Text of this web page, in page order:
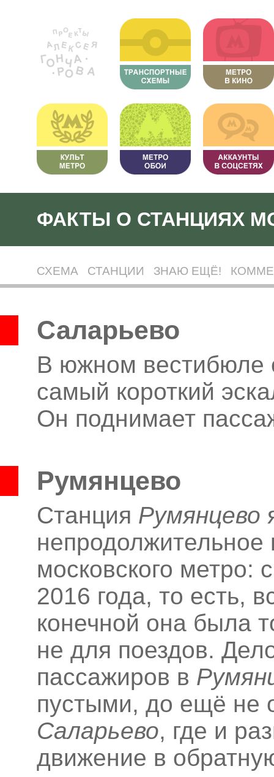
ФАКТЫ О СТАНЦИЯХ
СХЕМА СТАНЦИИ ЗНАЮ ЕЩЁ!
Саларьево
В южном вестибюле
самый короткий
Он поднимает
Румянцево
Станция Румянцево
непродолжительное
московского метро:
2016 года, то есть,
конечной она была
не для поездов.
пассажиров в
пустыми, до ещё не
Саларьево, где и
движение в